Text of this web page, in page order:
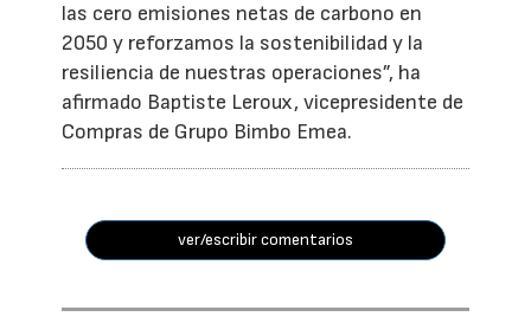
las cero emisiones netas de carbono en
2050 y reforzamos la sostenibilidad y la
resiliencia de nuestras operaciones”, ha
afirmado Baptiste Leroux, vicepresidente de
Compras de Grupo Bimbo Emea.
ver/escribir comentarios